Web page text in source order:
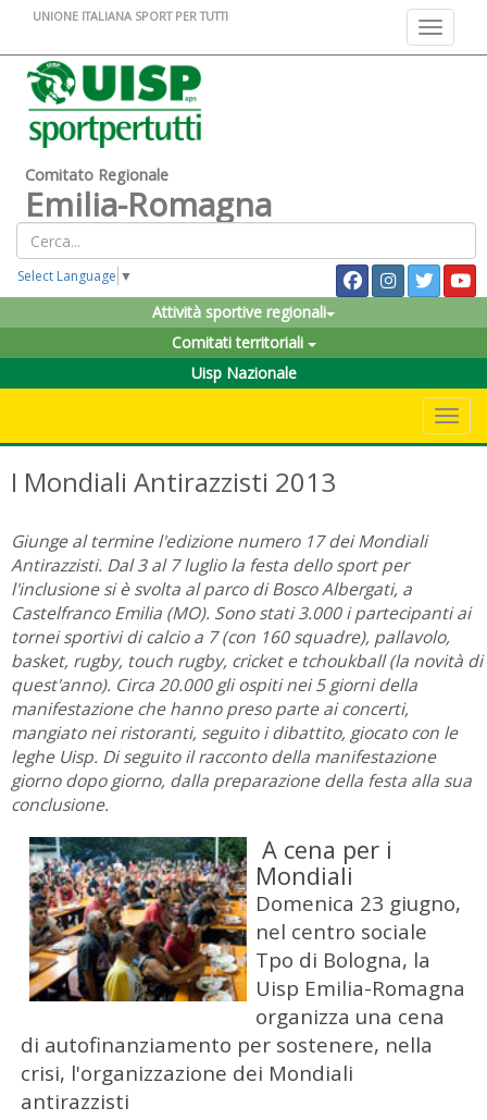
Toggle
UNIONE ITALIANA SPORT PER TUTTI
Comitato Regionale
Emilia-Romagna
Select Language ▼
Attività sportive regionali
Comitati territoriali
Uisp Nazionale
I Mondiali Antirazzisti 2013
Giunge al termine l'edizione numero 17 dei Mondiali
Antirazzisti. Dal 3 al 7 luglio la festa dello sport per
l'inclusione si è svolta al parco di Bosco Albergati, a
Castelfranco Emilia (MO). Sono stati 3.000 i partecipanti ai
tornei sportivi di calcio a 7 (con 160 squadre), pallavolo,
basket, rugby, touch rugby, cricket e tchoukball (la novità di
quest'anno). Circa 20.000 gli ospiti nei 5 giorni della
manifestazione che hanno preso parte ai concerti,
mangiato nei ristoranti, seguito i dibattito, giocato con le
leghe Uisp. Di seguito il racconto della manifestazione
giorno dopo giorno, dalla preparazione della festa alla sua
conclusione.
A cena per i
Mondiali
Domenica 23 giugno,
nel centro sociale
Tpo di Bologna, la
Uisp Emilia-Romagna
organizza una cena
di autofinanziamento per sostenere, nella
crisi, l'organizzazione dei Mondiali
antirazzisti